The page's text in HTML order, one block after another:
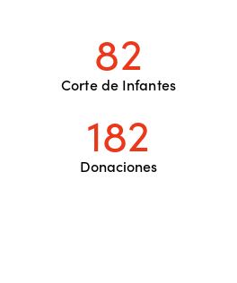
Corte de Infantes
82
Donaciones
182